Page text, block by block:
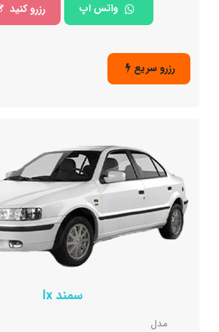
واتس اپ رزرو کنید
رزرو سریع
سمند lx
مدل